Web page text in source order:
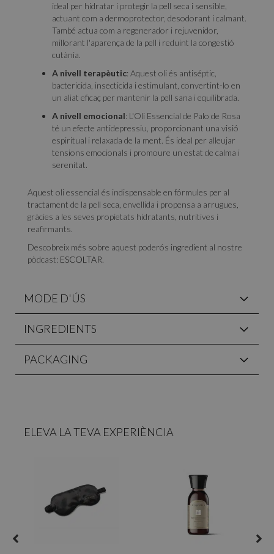
ideal per hidratar i protegir la pell seca i sensible,
actuant com a dermoprotector, desodorant i calmant.
També actua com a regenerador i rejuvenidor,
millorant l'aparença de la pell i reduint la congestió
cutània.
A nivell terapèutic: Aquest oli és antiséptic,
bactericida, insecticida i estimulant, convertint-lo en
un aliat eficaç per mantenir la pell sana i equilibrada.
A nivell emocional: L'Oli Essencial de Palo de Rosa
té un efecte antidepressiu, proporcionant una visió
espiritual i relaxada de la ment. És ideal per alleujar
tensions emocionals i promoure un estat de calma i
serenitat.
Aquest oli essencial és indispensable en fórmules per al
tractament de la pell seca, envellida i propensa a arrugues,
gràcies a les seves propietats hidratants, nutritives i
reafirmants.
Descobreix més sobre aquest poderós ingredient al nostre
pòdcast: ESCOLTAR
MODE D'ÚS
INGREDIENTS
PACKAGING
ELEVA LA TEVA EXPERIÈNCIA